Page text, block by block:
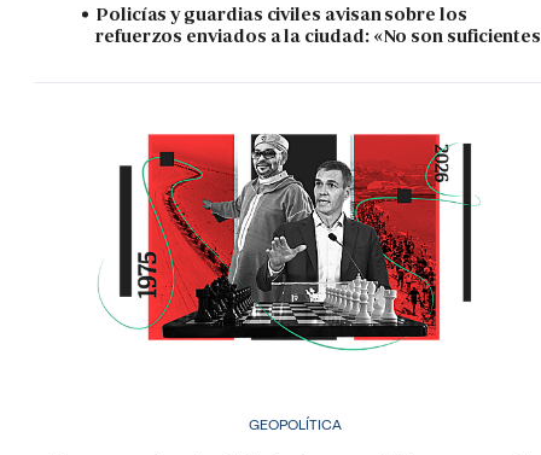
Policías y guardias civiles avisan sobre los
refuerzos enviados a la ciudad: «No son
GEOPOLÍTICA